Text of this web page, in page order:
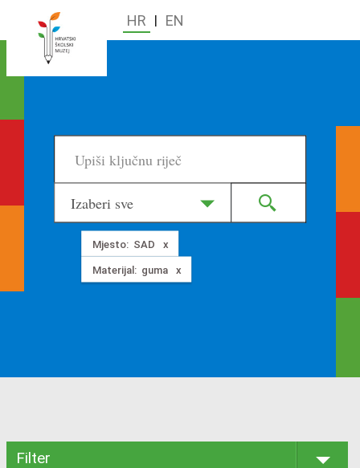
HR | EN
Izaberi sve
Mjesto: SAD
Materijal: guma
Filter